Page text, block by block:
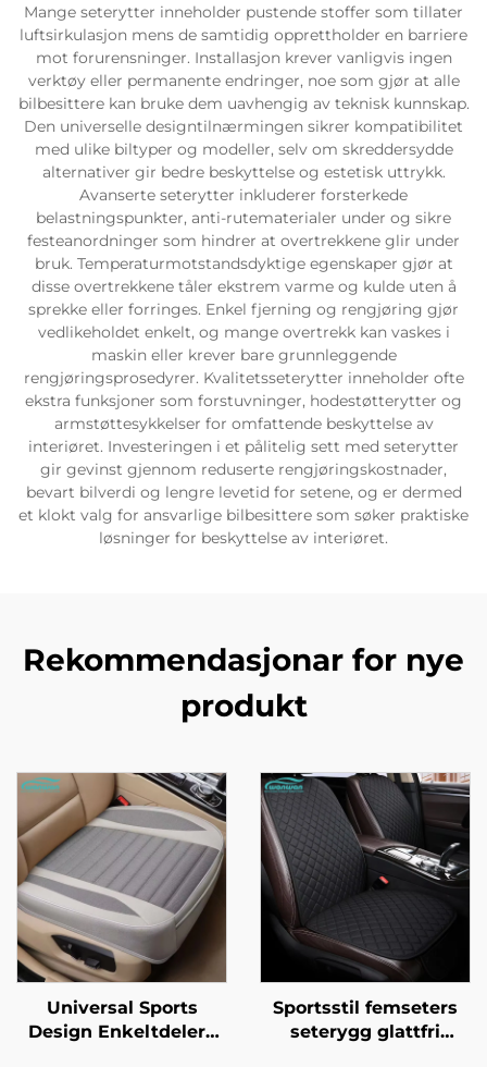
Mange seterytter inneholder pustende stoffer som tillater
luftsirkulasjon mens de samtidig opprettholder en barriere
mot forurensninger. Installasjon krever vanligvis ingen
verktøy eller permanente endringer, noe som gjør at alle
bilbesittere kan bruke dem uavhengig av teknisk kunnskap.
Den universelle designtilnærmingen sikrer kompatibilitet
med ulike biltyper og modeller, selv om skreddersydde
alternativer gir bedre beskyttelse og estetisk uttrykk.
Avanserte seterytter inkluderer forsterkede
belastningspunkter, anti-rutematerialer under og sikre
festeanordninger som hindrer at overtrekkene glir under
bruk. Temperaturmotstandsdyktige egenskaper gjør at
disse overtrekkene tåler ekstrem varme og kulde uten å
sprekke eller forringes. Enkel fjerning og rengjøring gjør
vedlikeholdet enkelt, og mange overtrekk kan vaskes i
maskin eller krever bare grunnleggende
rengjøringsprosedyrer. Kvalitetsseterytter inneholder ofte
ekstra funksjoner som forstuvninger, hodestøtterytter og
armstøttesykkelser for omfattende beskyttelse av
interiøret. Investeringen i et pålitelig sett med seterytter
gir gevinst gjennom reduserte rengjøringskostnader,
bevart bilverdi og lengre levetid for setene, og er dermed
et klokt valg for ansvarlige bilbesittere som søker praktiske
løsninger for beskyttelse av interiøret.
Rekommendasjonar for nye
produkt
Universal Sports
Design Enkeltdelers
Sportsstil femseters
seterygg glattfri